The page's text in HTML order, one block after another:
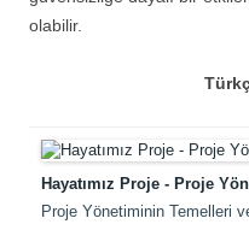
olabilir.
Hayatımız Proje - Proje
Proje Yönetiminin Temelleri